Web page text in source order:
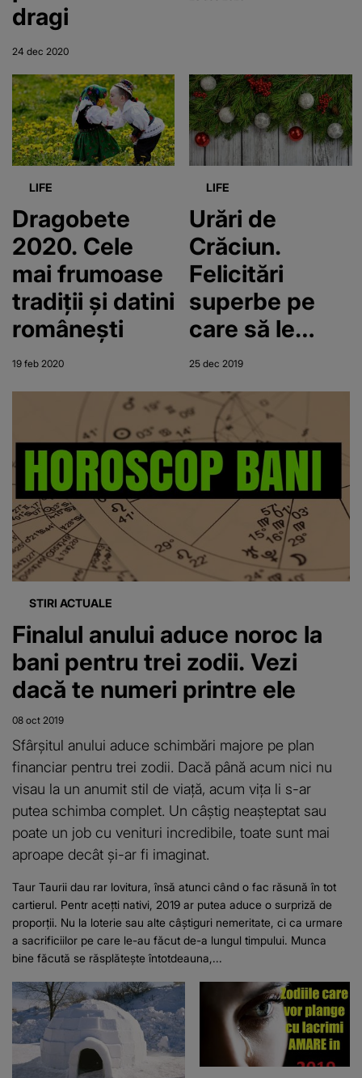
dragi
24 dec 2020
LIFE
Dragobete
2020. Cele
mai frumoase
tradiții și datini
românești
19 feb 2020
LIFE
Urări de
Crăciun.
Felicitări
superbe pe
care să le
transmiți celor
apropiați
25 dec 2019
STIRI ACTUALE
Finalul anului aduce noroc la
bani pentru trei zodii. Vezi
dacă te numeri printre ele
08 oct 2019
Sfârșitul anului aduce schimbări majore pe plan
financiar pentru trei zodii. Dacă până acum nici nu
visau la un anumit stil de viață, acum vița li s-ar
putea schimba complet. Un câștig neașteptat sau
poate un job cu venituri incredibile, toate sunt mai
aproape decât și-ar fi imaginat.
Taur Taurii dau rar lovitura, însă atunci când o fac răsună în tot
cartierul. Pentr acețti nativi, 2019 ar putea aduce o surpriză de
proporții. Nu la loterie sau alte câștiguri nemeritate, ci ca urmare
a sacrificiilor pe care le-au făcut de-a lungul timpului. Munca
bine făcută se răsplătește întotdeauna,...